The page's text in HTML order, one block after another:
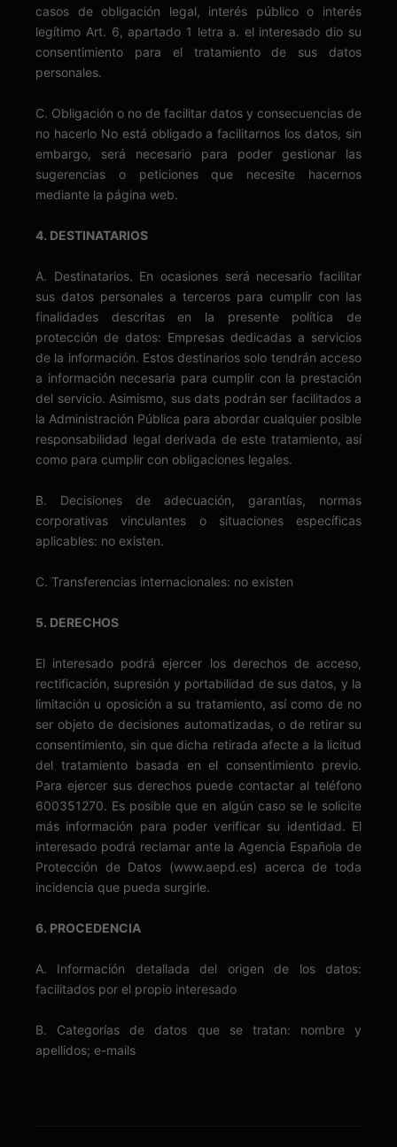
casos de obligación legal, interés público o interés
legítimo Art. 6, apartado 1 letra a. el interesado dio su
consentimiento para el tratamiento de sus datos
personales.
C. Obligación o no de facilitar datos y consecuencias de
no hacerlo No está obligado a facilitarnos los datos, sin
embargo, será necesario para poder gestionar las
sugerencias o peticiones que necesite hacernos
mediante la página web.
4. DESTINATARIOS
A. Destinatarios. En ocasiones será necesario facilitar
sus datos personales a terceros para cumplir con las
finalidades descritas en la presente política de
protección de datos: Empresas dedicadas a servicios
de la información. Estos destinarios solo tendrán acceso
a información necesaria para cumplir con la prestación
del servicio. Asimismo, sus dats podrán ser facilitados a
la Administración Pública para abordar cualquier posible
responsabilidad legal derivada de este tratamiento, así
como para cumplir con obligaciones legales.
B. Decisiones de adecuación, garantías, normas
corporativas vinculantes o situaciones específicas
aplicables: no existen.
C. Transferencias internacionales: no existen
5. DERECHOS
El interesado podrá ejercer los derechos de acceso,
rectificación, supresión y portabilidad de sus datos, y la
limitación u oposición a su tratamiento, así como de no
ser objeto de decisiones automatizadas, o de retirar su
consentimiento, sin que dicha retirada afecte a la licitud
del tratamiento basada en el consentimiento previo.
Para ejercer sus derechos puede contactar al teléfono
600351270. Es posible que en algún caso se le solicite
más información para poder verificar su identidad. El
interesado podrá reclamar ante la Agencia Española de
Protección de Datos (www.aepd.es) acerca de toda
incidencia que pueda surgirle.
6. PROCEDENCIA
A. Información detallada del origen de los datos:
facilitados por el propio interesado
B. Categorías de datos que se tratan: nombre y
apellidos; e-mails